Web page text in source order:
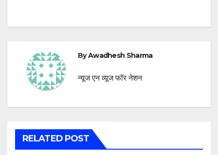
ByAwadhesh Sharma
न्यूज एन व्यूज फॉर नेशन
RELATED POST